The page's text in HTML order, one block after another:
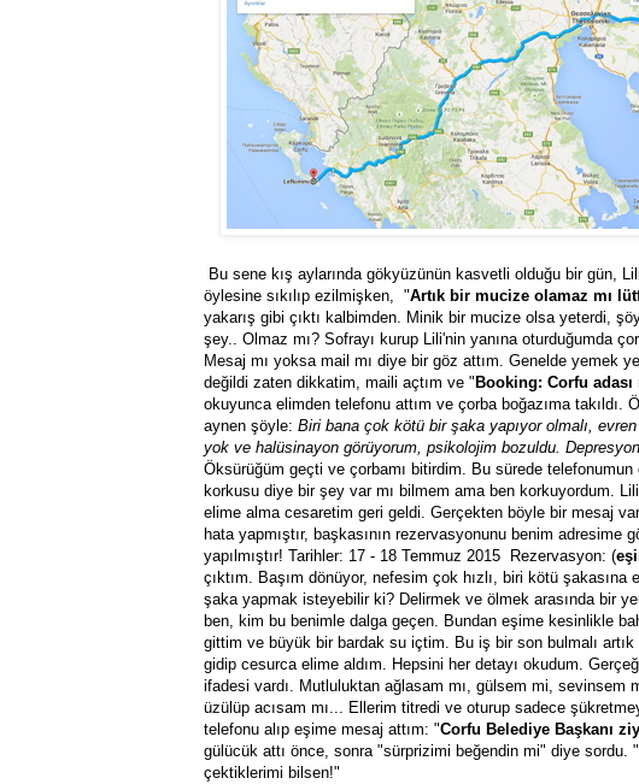
Bu sene kış aylarında gökyüzünün kasvetli olduğu bir gün,
öylesine sıkılıp ezilmişken, "Artık bir mucize olamaz mı
yakarış gibi çıktı kalbimden. Minik bir mucize olsa yeterdi,
şey.. Olmaz mı? Sofrayı kurup Lili'nin yanına oturduğumda
Mesaj mı yoksa mail mı diye bir göz attım. Genelde yemek
değildi zaten dikkatim, maili açtım ve " Booking: Corfu adası
okuyunca elimden telefonu attım ve çorba boğazıma takıldı.
aynen şöyle: Biri bana çok kötü bir şaka yapıyor olmalı,
yok ve halüsinayon görüyorum, psikolojim bozuldu.
Öksürüğüm geçti ve çorbamı bitirdim. Bu sürede
korkusu diye bir şey var mı bilmem ama ben korkuyordum.
elime alma cesaretim geri geldi. Gerçekten böyle bir mesaj
hata yapmıştır, başkasının rezervasyonunu benim
yapılmıştır! Tarihler: 17 - 18 Temmuz 2015 Rezervasyon: (
çıktım. Başım dönüyor, nefesim çok hızlı, biri kötü
şaka yapmak isteyebilir ki? Delirmek ve ölmek arasında bir
ben, kim bu benimle dalga geçen. Bundan eşime kesinlikle
gittim ve büyük bir bardak su içtim. Bu iş bir son bulmalı
gidip cesurca elime aldım. Hepsini her detayı okudum.
ifadesi vardı. Mutluluktan ağlasam mı, gülsem mi, sevinsem
üzülüp acısam mı... Ellerim titredi ve oturup sadece
telefonu alıp eşime mesaj attım: "Corfu Belediye Başkanı
gülücük attı önce, sonra "sürprizimi beğendin mi" diye
çektiklerimi bilsen!"